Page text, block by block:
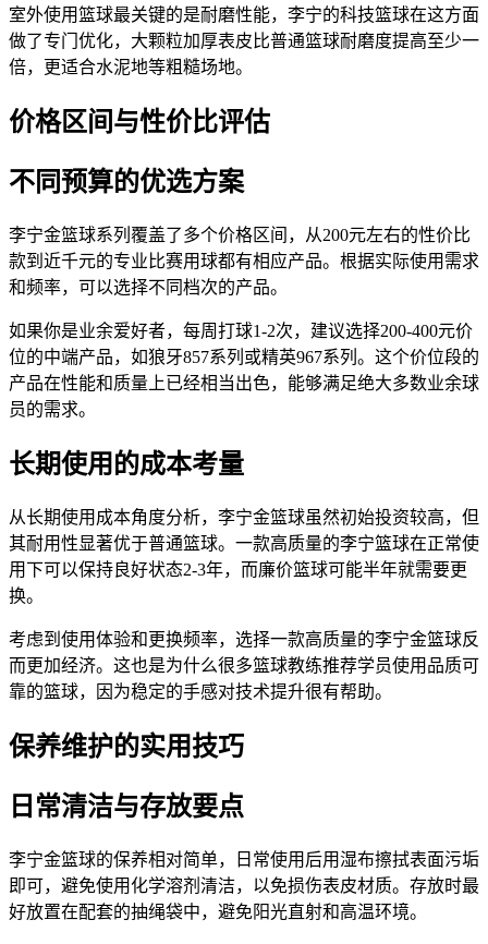
室外使用篮球最关键的是耐磨性能，李宁的科技篮球在这方面
做了专门优化，大颗粒加厚表皮比普通篮球耐磨度提高至少一
倍，更适合水泥地等粗糙场地。
价格区间与性价比评估
不同预算的优选方案
李宁金篮球系列覆盖了多个价格区间，从200元左右的性价比
款到近千元的专业比赛用球都有相应产品。根据实际使用需求
和频率，可以选择不同档次的产品。
如果你是业余爱好者，每周打球1-2次，建议选择200-400元价
位的中端产品，如狼牙857系列或精英967系列。这个价位段的
产品在性能和质量上已经相当出色，能够满足绝大多数业余球
员的需求。
长期使用的成本考量
从长期使用成本角度分析，李宁金篮球虽然初始投资较高，但
其耐用性显著优于普通篮球。一款高质量的李宁篮球在正常使
用下可以保持良好状态2-3年，而廉价篮球可能半年就需要更
换。
考虑到使用体验和更换频率，选择一款高质量的李宁金篮球反
而更加经济。这也是为什么很多篮球教练推荐学员使用品质可
靠的篮球，因为稳定的手感对技术提升很有帮助。
保养维护的实用技巧
日常清洁与存放要点
李宁金篮球的保养相对简单，日常使用后用湿布擦拭表面污垢
即可，避免使用化学溶剂清洁，以免损伤表皮材质。存放时最
好放置在配套的抽绳袋中，避免阳光直射和高温环境。